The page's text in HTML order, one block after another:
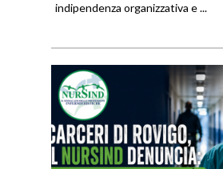
indipendenza organizzativa e ...